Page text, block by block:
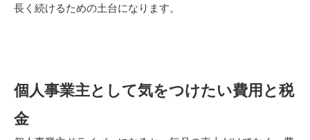
長く続けるための土台になります。
個人事業主として気をつけたい費用と税
金